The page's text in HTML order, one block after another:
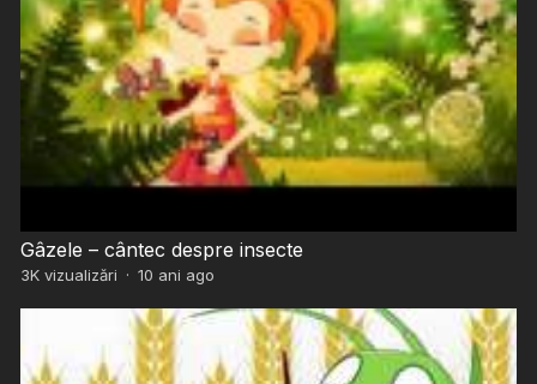
Gâzele – cântec despre insecte
3Kvizualizări · 10 ani ago